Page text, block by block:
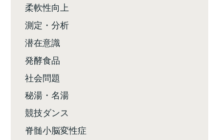
柔軟性向上
測定・分析
潜在意識
発酵食品
社会問題
秘湯・名湯
競技ダンス
脊髄小脳変性症